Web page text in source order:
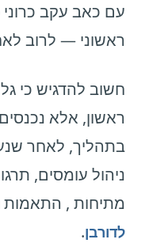
עם כאב עקב
ראשוני — לרוב לאחר 3–6 חודשי כאב
חשוב להדגיש כי
ראשון, אלא
בתהליך, לאחר
ניהול עומסים,
מתיחות , התאמות
לדורבן.